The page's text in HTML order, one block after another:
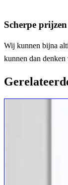
Scherpe prijzen
Wij kunnen bijna
kunnen dan denken